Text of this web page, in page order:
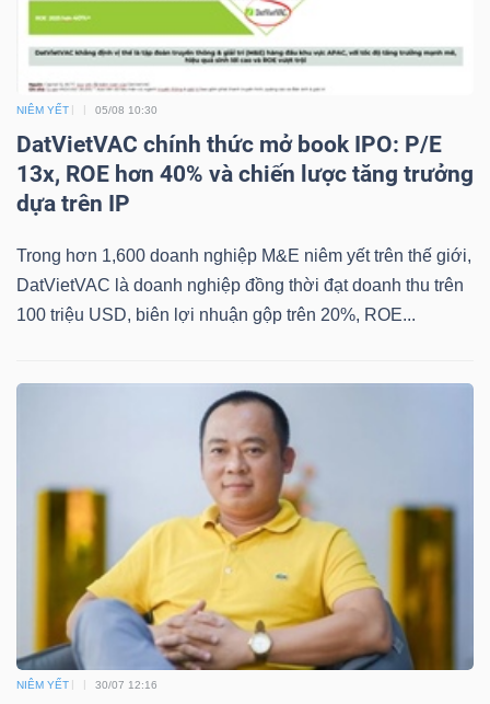
NIÊM YẾT 05/08 10:30
DatVietVAC chính thức mở book IPO: P/E
13x, ROE hơn 40% và chiến lược tăng trưởng
dựa trên IP
Trong hơn 1,600 doanh nghiệp M&E niêm yết trên thế giới,
DatVietVAC là doanh nghiệp đồng thời đạt doanh thu trên
100 triệu USD, biên lợi nhuận gộp trên 20%, ROE...
NIÊM YẾT 30/07 12:16
KHỎE
TÀI
CHÍNH
CÔNG
THÔNG
DỊCH
TRUYỀN
THÔNG